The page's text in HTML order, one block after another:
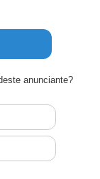
anunciante?